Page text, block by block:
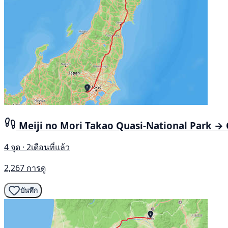
Meiji no Mori Takao Quasi-National Park →
4 จุด · 2เดือนที่แล้ว
2,267 การดู
บันทึก